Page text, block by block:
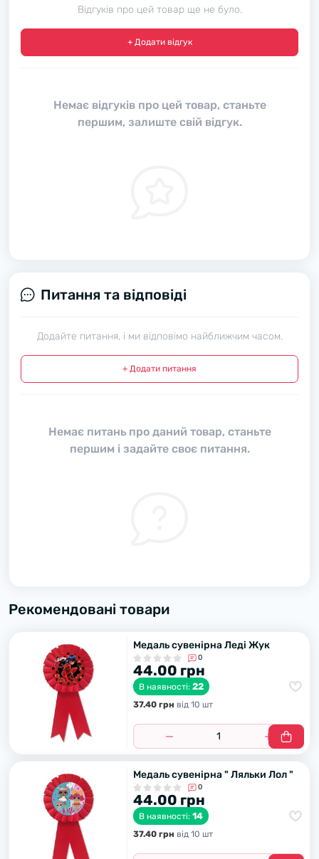
Відгуків про цей товар ще не було.
+ Додати відгук
Немає відгуків про цей товар, станьте
першим, залиште свій відгук.
Питання та відповіді
Додайте питання, і ми відповімо найближчим часом.
+ Додати питання
Немає питань про даний товар, станьте
першим і задайте своє питання.
Рекомендовані товари
Медаль сувенірна Леді Жyк
0
44.00 грн
В наявності: 22
37.40 грн вiд 10 шт
Медаль сувенірна " Ляльки Лол "
0
44.00 грн
В наявності: 14
37.40 грн вiд 10 шт